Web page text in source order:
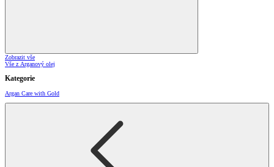
Zobrazit vše
Vše z Arganový olej
Kategorie
Argan Care with Gold